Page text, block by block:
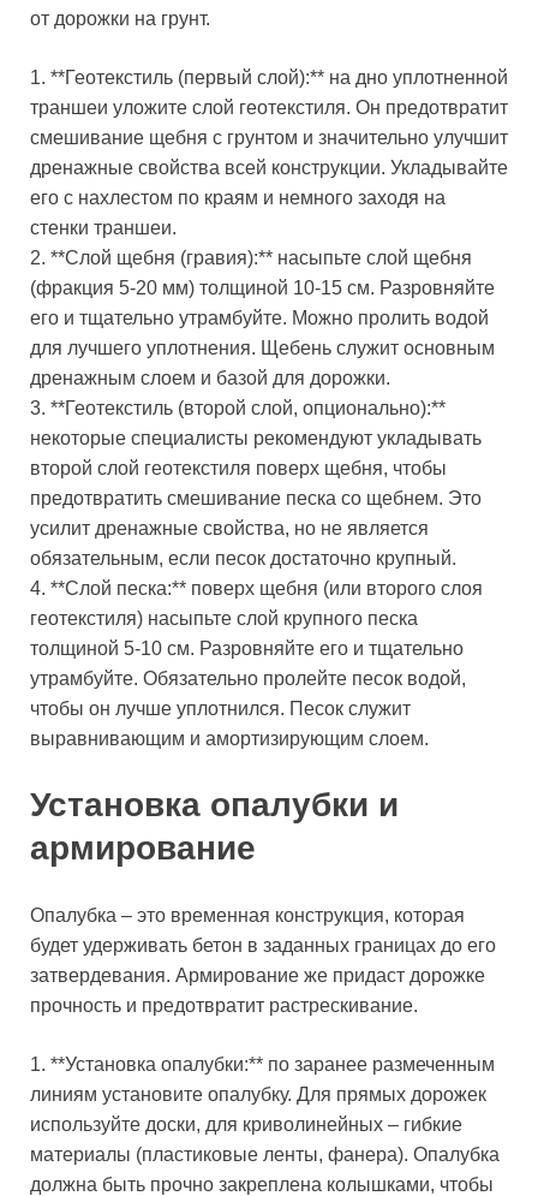
от дорожки на грунт.
1. **Геотекстиль (первый слой):** на дно уплотненной
траншеи уложите слой геотекстиля. Он предотвратит
смешивание щебня с грунтом и значительно улучшит
дренажные свойства всей конструкции. Укладывайте
его с нахлестом по краям и немного заходя на
стенки траншеи.
2. **Слой щебня (гравия):** насыпьте слой щебня
(фракция 5-20 мм) толщиной 10-15 см. Разровняйте
его и тщательно утрамбуйте. Можно пролить водой
для лучшего уплотнения. Щебень служит основным
дренажным слоем и базой для дорожки.
3. **Геотекстиль (второй слой, опционально):**
некоторые специалисты рекомендуют укладывать
второй слой геотекстиля поверх щебня, чтобы
предотвратить смешивание песка со щебнем. Это
усилит дренажные свойства, но не является
обязательным, если песок достаточно крупный.
4. **Слой песка:** поверх щебня (или второго слоя
геотекстиля) насыпьте слой крупного песка
толщиной 5-10 см. Разровняйте его и тщательно
утрамбуйте. Обязательно пролейте песок водой,
чтобы он лучше уплотнился. Песок служит
выравнивающим и амортизирующим слоем.
Установка опалубки и
армирование
Опалубка – это временная конструкция, которая
будет удерживать бетон в заданных границах до его
затвердевания. Армирование же придаст дорожке
прочность и предотвратит растрескивание.
1. **Установка опалубки:** по заранее размеченным
линиям установите опалубку. Для прямых дорожек
используйте доски, для криволинейных – гибкие
материалы (пластиковые ленты, фанера). Опалубка
должна быть прочно закреплена колышками, чтобы